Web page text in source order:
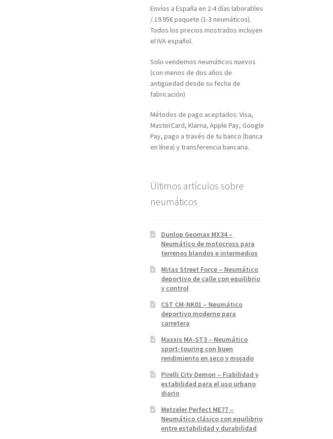
Envíos a España en 2-4 días laborables
/ 19.95€ paquete (1-3 neumáticos).
Todos los precios mostrados incluyen
el IVA español.
Solo vendemos neumáticos nuevos
(con menos de dos años de
antigüedad desde su fecha de
fabricación)
Métodos de pago aceptados: Visa,
MasterCard, Klarna, Apple Pay, Google
Pay, pago a través de tu banco (banca
en línea) y transferencia bancaria.
Últimos artículos sobre
neumáticos
Dunlop Geomax MX34 –
Neumático de motocross para
terrenos blandos e intermedios
Mitas Street Force – Neumático
deportivo de calle con equilibrio
y control
CST CM-NK01 – Neumático
deportivo moderno para
carretera
Maxxis MA-ST3 – Neumático
sport-touring con buen
rendimiento en seco y mojado
Pirelli City Demon – Fiabilidad y
estabilidad para el uso urbano
diario
Metzeler Perfect ME77 –
Neumático clásico con equilibrio
entre estabilidad y durabilidad